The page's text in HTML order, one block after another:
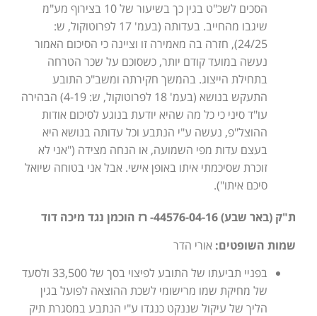
הסכים לשכ"ט בגין כך בשיעור של 10 בצירוף מע"מ
שיגבו מהחייב. בעדותה (בעמ' 17 לפרוטוקול, ש:
24/25), חזרה בה מאמירה זו וציינה כי הסיכום האמור
נעשה במועד קודם יותר, כשסוכם על שכר הטרחה
בתחילת הייצוג. בהמשך חקירתה ומשב"כ התובע
התעקש בנושא (בעמ' 18 לפרוטוקול, ש: 4-19) הבהירה
עו"ד סיני כי כל מה שהיא יודעת בנוגע לסיכום אודות
ההוצל"פ, נעשה ע"י הנתבע וכל עדותה בנושא היא
בעצם עדות מפי השמועה, או הנחה מצידה ("אני לא
זוכרת שסיכמתי איתו באופן אישי. אבל אני בטוחה שיואל
סיכם איתו").
ת"ק (באר שבע) 44576-04-16- רז הוכמן נגד מיכה דוד
שמות השופטים: אורי הדר
בפניי תביעתו של התובע לפיצוי בסך של 33,500 ולסעד
של מחיקת שמו מרישומי לשכת ההוצאה לפועל בגין
הליך של עיקול שננקט כנגדו ע"י הנתבע במסגרת תיק